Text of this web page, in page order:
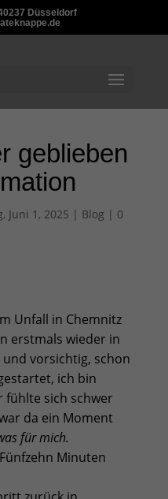
Düsseldorf
geblieben
Juni 1, 2025 | Blog | 0
Unfall in Chemnitz
erstmals wieder in
vorsichtig, schon
ich bin
fühlte sich schwer
da ein Moment
für mich.
Minuten